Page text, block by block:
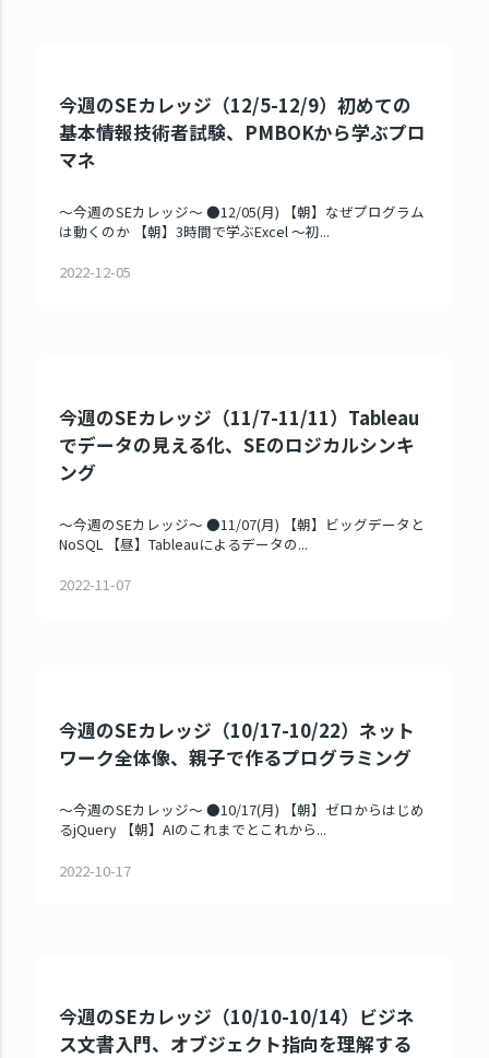
今週のSEカレッジ（12/5-12/9）初めての
基本情報技術者試験、PMBOKから学ぶプロ
マネ
～今週のSEカレッジ～ ●12/05(月) 【朝】なぜプログラム
は動くのか 【朝】3時間で学ぶExcel ～初...
2022-12-05
今週のSEカレッジ（11/7-11/11）Tableau
でデータの見える化、SEのロジカルシンキ
ング
～今週のSEカレッジ～ ●11/07(月) 【朝】ビッグデータと
NoSQL 【昼】Tableauによるデータの...
2022-11-07
今週のSEカレッジ（10/17-10/22）ネット
ワーク全体像、親子で作るプログラミング
～今週のSEカレッジ～ ●10/17(月) 【朝】ゼロからはじめ
るjQuery 【朝】AIのこれまでとこれから...
2022-10-17
今週のSEカレッジ（10/10-10/14）ビジネ
ス文書入門、オブジェクト指向を理解する